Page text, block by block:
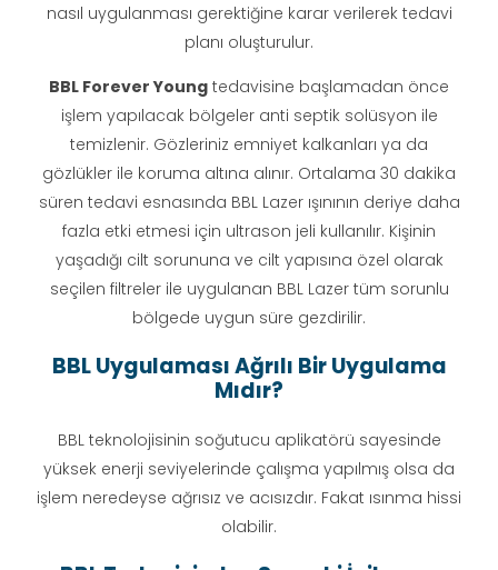
nasıl uygulanması gerektiğine karar verilerek tedavi
planı oluşturulur.
BBL Forever Young tedavisine başlamadan önce
işlem yapılacak bölgeler anti septik solüsyon ile
temizlenir. Gözleriniz emniyet kalkanları ya da
gözlükler ile koruma altına alınır. Ortalama 30 dakika
süren tedavi esnasında BBL Lazer ışınının deriye daha
fazla etki etmesi için ultrason jeli kullanılır. Kişinin
yaşadığı cilt sorununa ve cilt yapısına özel olarak
seçilen filtreler ile uygulanan BBL Lazer tüm sorunlu
bölgede uygun süre gezdirilir.
BBL Uygulaması Ağrılı Bir Uygulama
Mıdır?
BBL teknolojisinin soğutucu aplikatörü sayesinde
yüksek enerji seviyelerinde çalışma yapılmış olsa da
işlem neredeyse ağrısız ve acısızdır. Fakat ısınma hissi
olabilir.